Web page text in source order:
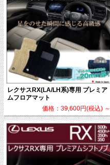
レクサスRX(LA/LH系)専用 プレミア
ムフロアマット
価格：39,600円(税込) ～